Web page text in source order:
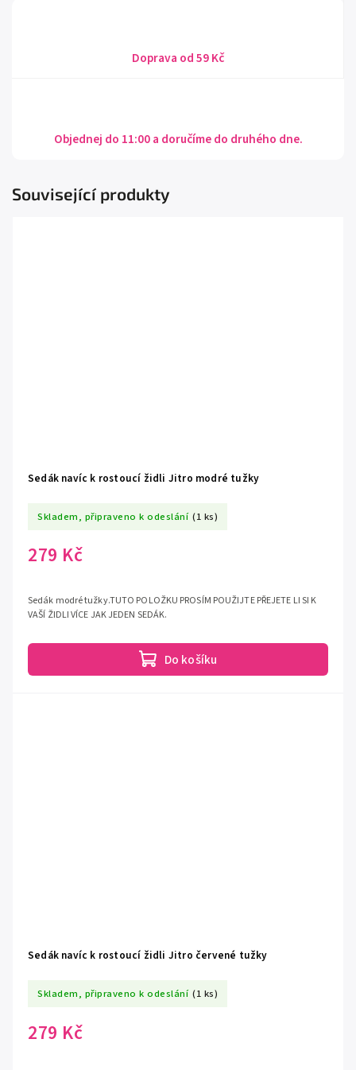
Doprava od 59 Kč
Objednej do 11:00 a doručíme do druhého dne.
Související produkty
Sedák navíc k rostoucí židli Jitro modré tužky
Skladem, připraveno k odeslání (1 ks)
279 Kč
Do košíku
Sedák modré tužky.TUTO POLOŽKU PROSÍM POUŽIJTE PŘEJETE LI SI K
VAŠÍ ŽIDLI VÍCE JAK JEDEN SEDÁK.
Sedák navíc k rostoucí židli Jitro červené tužky
Skladem, připraveno k odeslání (1 ks)
279 Kč